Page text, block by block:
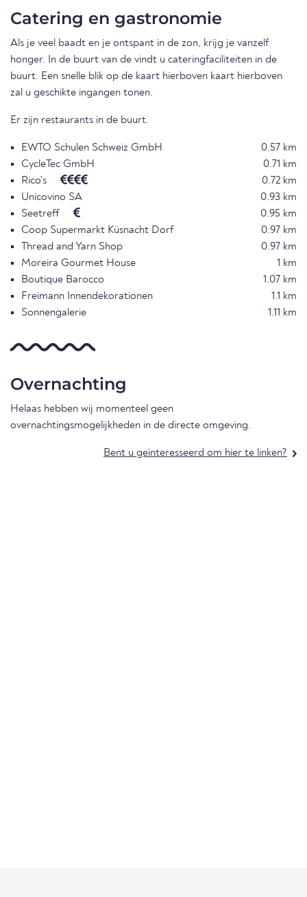
Catering en gastronomie
Als je veel baadt en je ontspant in de zon, krijg je vanzelf
honger. In de buurt van de vindt u cateringfaciliteiten in de
buurt. Een snelle blik op de kaart hierboven kaart hierboven
zal u geschikte ingangen tonen.
Er zijn restaurants in de buurt.
EWTO Schulen Schweiz GmbH
0.57 km
CycleTec GmbH
0.71 km
Rico's
0.72 km
Unicovino SA
0.93 km
Seetreff
0.95 km
Coop Supermarkt Küsnacht Dorf
0.97 km
Thread and Yarn Shop
0.97 km
Moreira Gourmet House
1 km
Boutique Barocco
1.07 km
Freimann Innendekorationen
1.1 km
Sonnengalerie
1.11 km
Overnachting
Helaas hebben wij momenteel geen
overnachtingsmogelijkheden in de directe omgeving.
Bent u geïnteresseerd om hier te linken?